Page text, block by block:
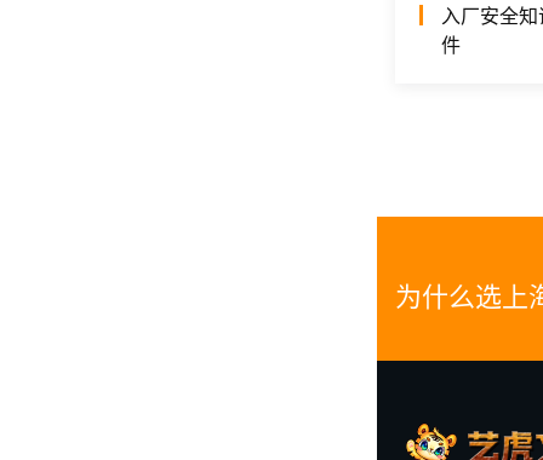
入厂安全
件
为什么选上